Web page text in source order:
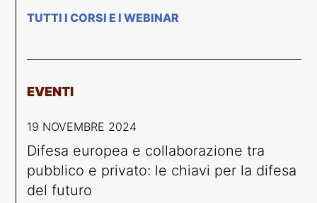
TUTTI I CORSI E I WEBINAR
EVENTI
19 NOVEMBRE 2024
Difesa europea e collaborazione tra
pubblico e privato: le chiavi per la difesa
del futuro